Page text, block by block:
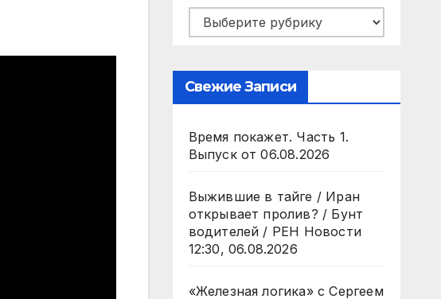
Рубрики
Свежие Записи
Время покажет. Часть 1.
Выпуск от 06.08.2026
Выжившие в тайге / Иран
открывает пролив? / Бунт
водителей / РЕН Новости
12:30, 06.08.2026
«Железная логика» с Сергеем